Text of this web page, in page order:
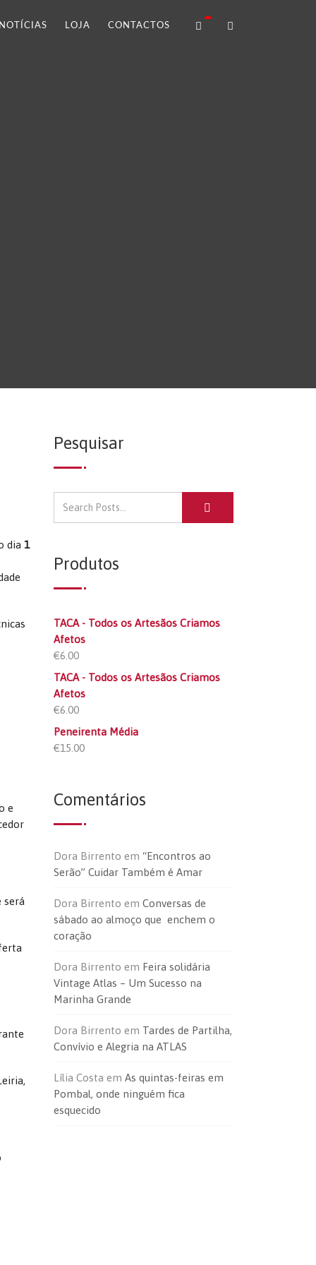
NOTÍCIAS LOJA CONTACTOS
dia 1
e
será
Pesquisar
Produtos
TACA - Todos os Artesãos Criamos
Afetos
€6.00
TACA - Todos os Artesãos Criamos
Afetos
€6.00
Peneirenta Média
€15.00
Comentários
Dora Birrento em “Encontros ao
Serão” Cuidar Também é Amar
Dora Birrento em Conversas de
sábado ao almoço que enchem o
coração
Dora Birrento em Feira solidária
Vintage Atlas – Um Sucesso na
Marinha Grande
Dora Birrento em Tardes de Partilha,
Convívio e Alegria na ATLAS
Lília Costa em As quintas-feiras em
Pombal, onde ninguém fica
esquecido